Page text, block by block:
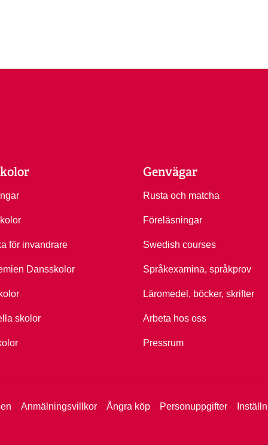
för invandrare
Dansskolor
skolor
Genvägar
Rusta och matcha
Föreläsningar
Swedish courses
Språkexamina, språkprov
Läromedel, böcker, skrifter
Arbeta hos oss
Pressrum
Anmälningsvillkor Ångra köp Personuppgifter